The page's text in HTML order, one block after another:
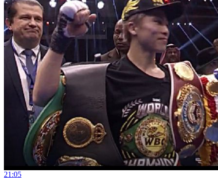
21:05